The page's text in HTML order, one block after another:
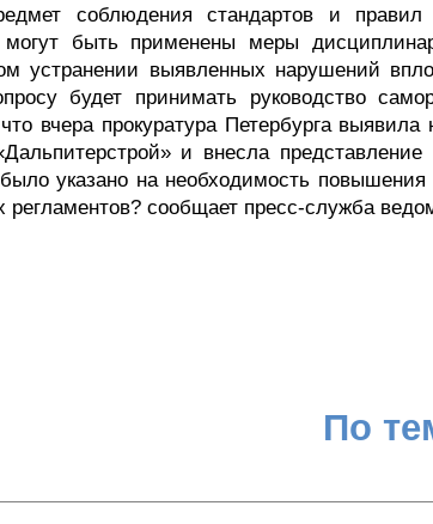
соблюдения стандартов и правил
быть применены меры
устранении выявленных нарушений
будет принимать руководство
вчера прокуратура Петербурга выявила
и внесла
указано на необходимость повышения
регламентов? сообщает пресс-служба
По